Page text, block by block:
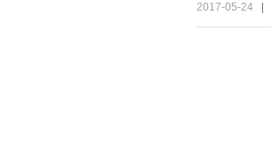
2017-05-24